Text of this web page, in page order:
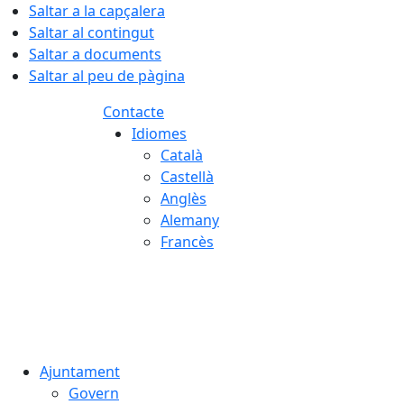
Saltar a la capçalera
Saltar al contingut
Saltar a documents
Saltar al peu de pàgina
Contacte
Idiomes
Català
Castellà
Anglès
Alemany
Francès
Ajuntament
Govern